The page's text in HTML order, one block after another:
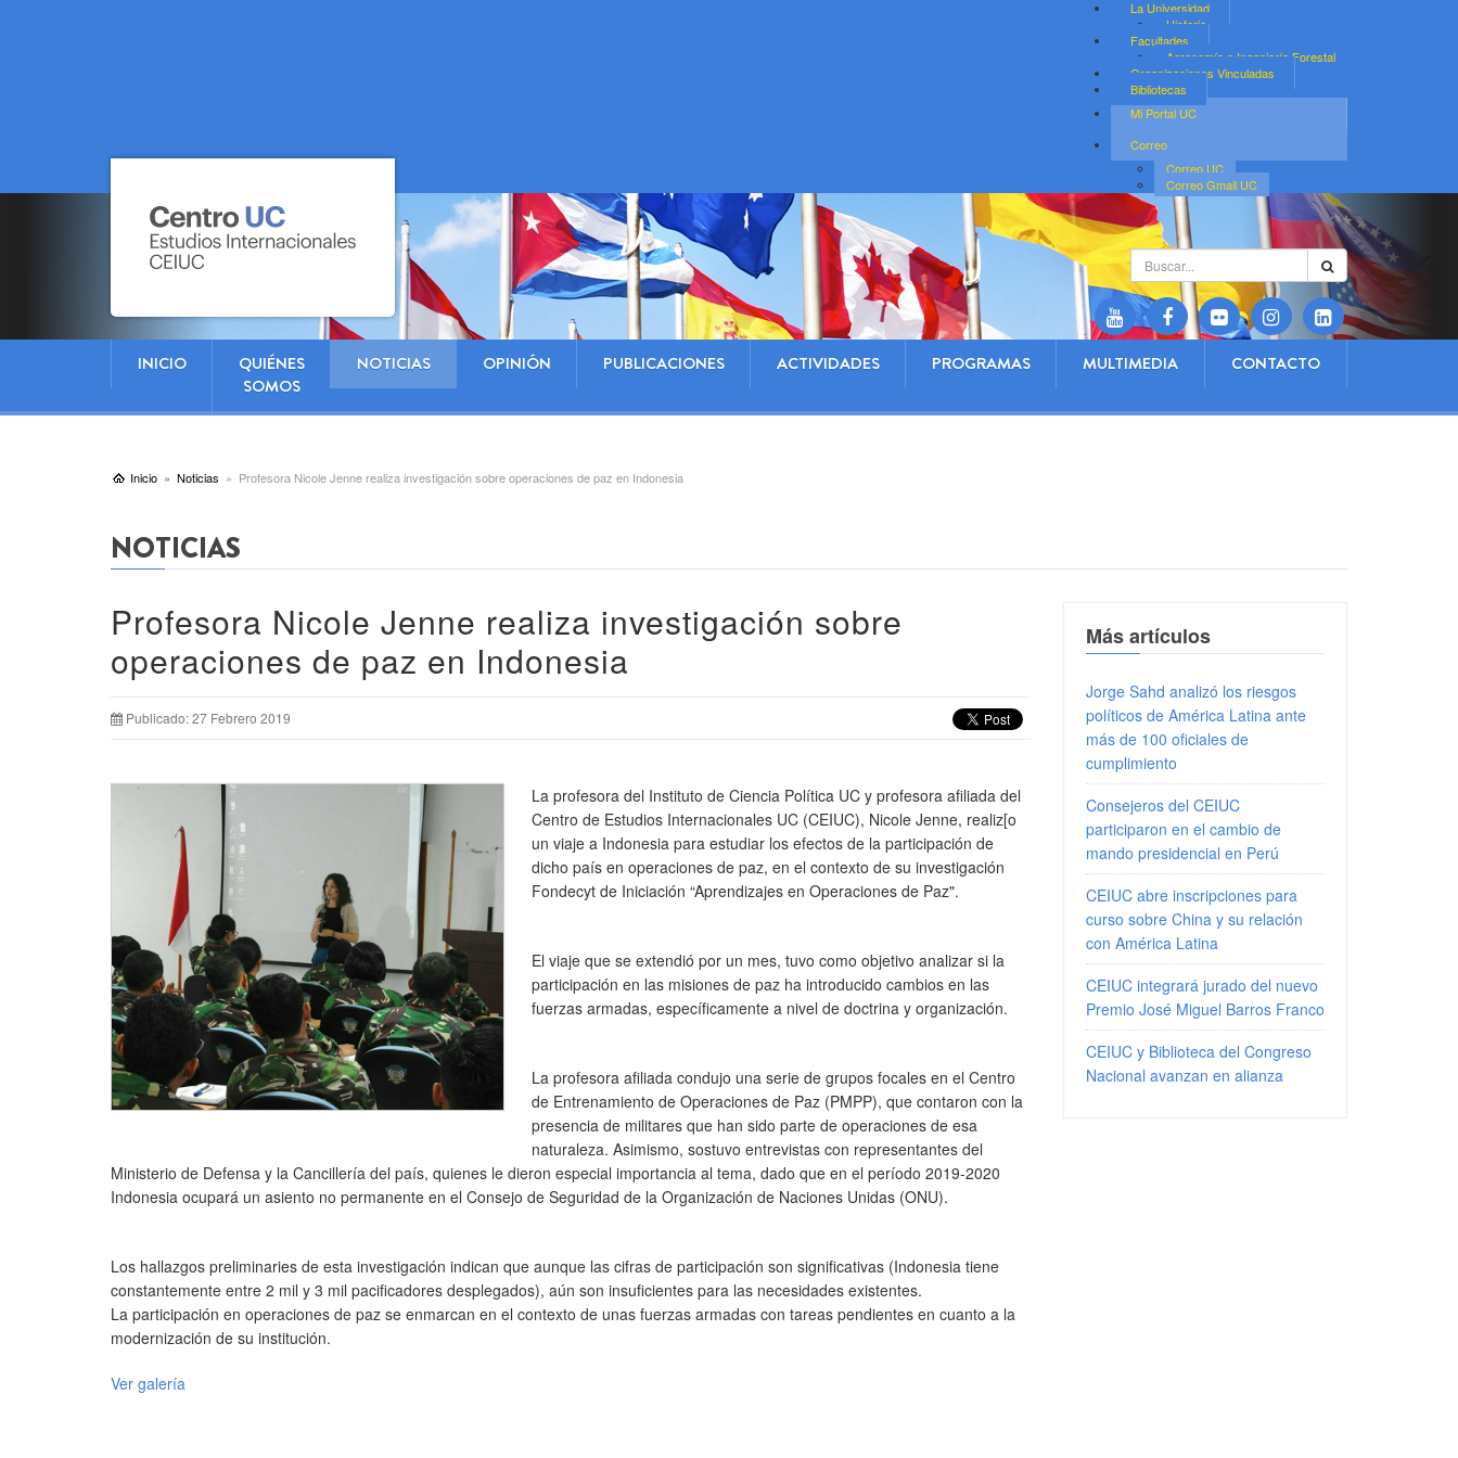
La Universidad
Historia
Facultades
Agronomía e Ingeniería Forestal
Organizaciones Vinculadas
Bibliotecas
Mi Portal UC
Correo
Correo UC
Correo Gmail UC
Buscar...
INICIO
QUIÉNES
SOMOS
NOTICIAS OPINIÓN PUBLICACIONES ACTIVIDADES PROGRAMAS MULTIMEDIA CONTACTO
Inicio Noticias Profesora Nicole Jenne realiza investigación sobre operaciones de paz en Indonesia
NOTICIAS
Profesora Nicole Jenne realiza investigación sobre
operaciones de paz en Indonesia
Publicado: 27 Febrero 2019
La profesora del Instituto de Ciencia Política UC y profesora afiliada del
Centro de Estudios Internacionales UC (CEIUC), Nicole Jenne, realiz[o
un viaje a Indonesia para estudiar los efectos de la participación de
dicho país en operaciones de paz, en el contexto de su investigación
Fondecyt de Iniciación “Aprendizajes en Operaciones de Paz".
El viaje que se extendió por un mes, tuvo como objetivo analizar si la
participación en las misiones de paz ha introducido cambios en las
fuerzas armadas, específicamente a nivel de doctrina y organización.
La profesora afiliada condujo una serie de grupos focales en el Centro
de Entrenamiento de Operaciones de Paz (PMPP), que contaron con la
presencia de militares que han sido parte de operaciones de esa
naturaleza. Asimismo, sostuvo entrevistas con representantes del
Ministerio de Defensa y la Cancillería del país, quienes le dieron especial importancia al tema, dado que en el período 2019-2020
Indonesia ocupará un asiento no permanente en el Consejo de Seguridad de la Organización de Naciones Unidas (ONU).
Los hallazgos preliminaries de esta investigación indican que aunque las cifras de participación son significativas (Indonesia tiene
constantemente entre 2 mil y 3 mil pacificadores desplegados), aún son insuficientes para las necesidades existentes.
La participación en operaciones de paz se enmarcan en el contexto de unas fuerzas armadas con tareas pendientes en cuanto a la
modernización de su institución.
Ver galería
Más artículos
Jorge Sahd analizó los riesgos
políticos de América Latina ante
más de 100 oficiales de
cumplimiento
Consejeros del CEIUC
participaron en el cambio de
mando presidencial en Perú
CEIUC abre inscripciones para
curso sobre China y su relación
con América Latina
CEIUC integrará jurado del nuevo
Premio José Miguel Barros Franco
CEIUC y Biblioteca del Congreso
Nacional avanzan en alianza